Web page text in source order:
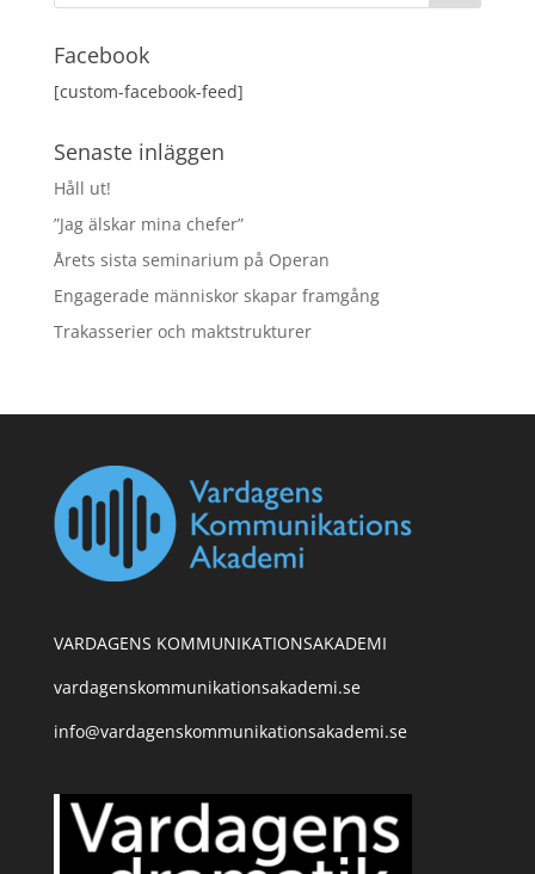
Facebook
[custom-facebook-feed]
Senaste inläggen
Håll ut!
”Jag älskar mina chefer”
Årets sista seminarium på Operan
Engagerade människor skapar framgång
Trakasserier och maktstrukturer
VARDAGENS KOMMUNIKATIONSAKADEMI
vardagenskommunikationsakademi.se
info@vardagenskommunikationsakademi.se